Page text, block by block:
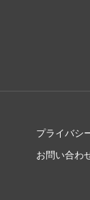
プライバシ
お問い合わ